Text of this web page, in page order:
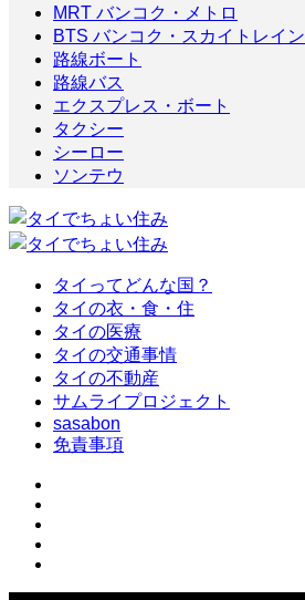
MRT バンコク・メトロ
BTS バンコク・スカイトレイン
路線ボート
路線バス
エクスプレス・ボート
タクシー
シーロー
ソンテウ
タイってどんな国？
タイの衣・食・住
タイの医療
タイの交通事情
タイの不動産
サムライプロジェクト
sasabon
免責事項